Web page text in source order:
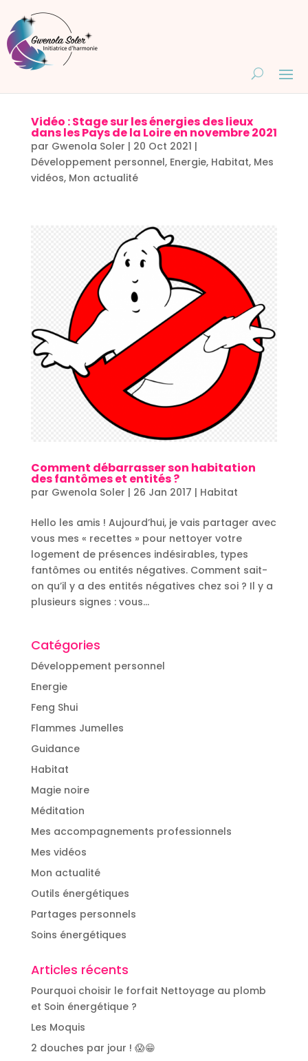
Vidéo : Stage sur les énergies des lieux
dans les Pays de la Loire en novembre 2021
par Gwenola Soler | 20 Oct 2021 |
Développement personnel, Energie, Habitat, Mes
vidéos, Mon actualité
Comment débarrasser son habitation
des fantômes et entités ?
par Gwenola Soler | 26 Jan 2017 | Habitat
Hello les amis ! Aujourd’hui, je vais partager avec
vous mes « recettes » pour nettoyer votre
logement de présences indésirables, types
fantômes ou entités négatives. Comment sait-
on qu’il y a des entités négatives chez soi ? Il y a
plusieurs signes : vous...
Catégories
Développement personnel
Energie
Feng Shui
Flammes Jumelles
Guidance
Habitat
Magie noire
Méditation
Mes accompagnements professionnels
Mes vidéos
Mon actualité
Outils énergétiques
Partages personnels
Soins énergétiques
Articles récents
Pourquoi choisir le forfait Nettoyage au plomb
et Soin énergétique ?
Les Moquis
2 douches par jour ! 😱😁